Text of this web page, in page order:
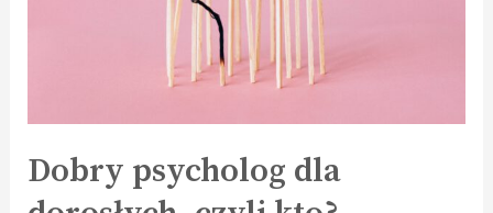
Dobry psycholog dla